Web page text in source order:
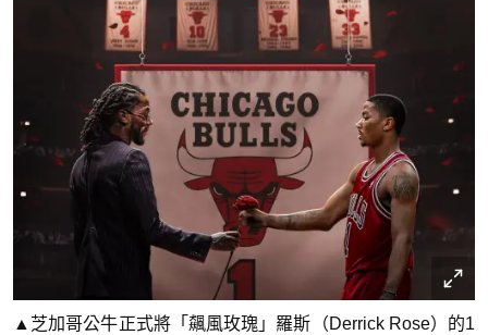
▲芝加哥公牛正式將「飆風玫瑰」羅斯（Derrick Rose）的1